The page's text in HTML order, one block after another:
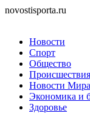
novostisporta.ru
Новости
Спорт
Общество
Происшествия
Новости Мира
Экономика и
Здоровье